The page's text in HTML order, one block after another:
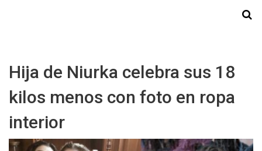
Hija de Niurka celebra sus 18
kilos menos con foto en ropa
interior